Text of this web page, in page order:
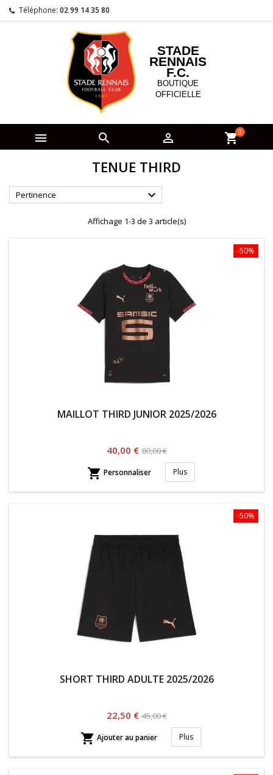
Téléphone: 02 99 14 35 80
STADE
RENNAIS
F.C.
BOUTIQUE
OFFICIELLE
   shopping_cart0
TENUE THIRD
Pertinence 
Affichage 1-3 de 3 article(s)
-50%
MAILLOT THIRD JUNIOR 2025/2026
Prix
40,00 € Prix
habituel
80,00 €
 Personnaliser Plus
-50%
SHORT THIRD ADULTE 2025/2026
Prix
22,50 € Prix
habituel
45,00 €
 Ajouter au panier Plus